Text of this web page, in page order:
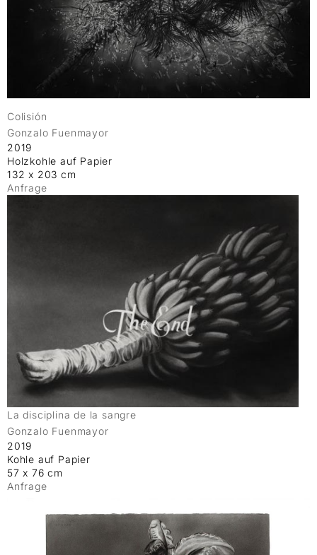
Colisión
Gonzalo Fuenmayor
2019
Holzkohle auf Papier
132 x 203 cm
Anfrage
La disciplina de la sangre
Gonzalo Fuenmayor
2019
Kohle auf Papier
57 x 76 cm
Anfrage